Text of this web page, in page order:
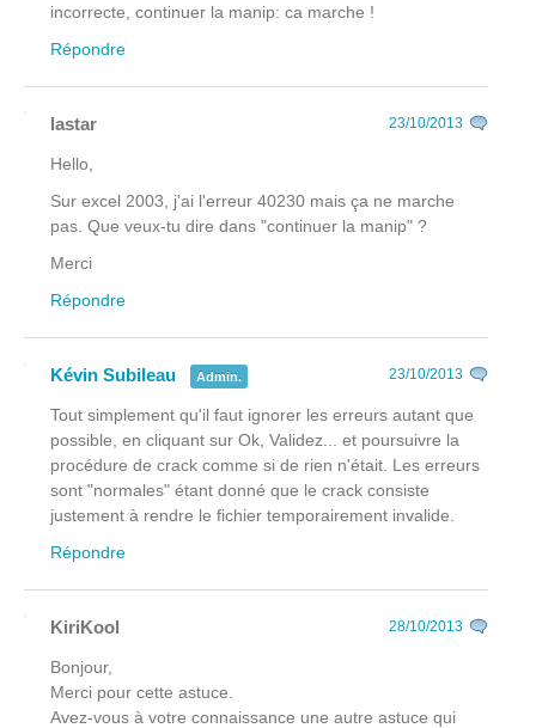
incorrecte, continuer la manip: ca marche !
Répondre
lastar 23/10/2013
Hello,
Sur excel 2003, j'ai l'erreur 40230 mais ça ne marche
pas. Que veux-tu dire dans "continuer la manip" ?
Merci
Répondre
Kévin Subileau Admin. 23/10/2013
Tout simplement qu'il faut ignorer les erreurs autant que
possible, en cliquant sur Ok, Validez... et poursuivre la
procédure de crack comme si de rien n'était. Les erreurs
sont "normales" étant donné que le crack consiste
justement à rendre le fichier temporairement invalide.
Répondre
KiriKool 28/10/2013
Bonjour,
Merci pour cette astuce.
Avez-vous à votre connaissance une autre astuce qui